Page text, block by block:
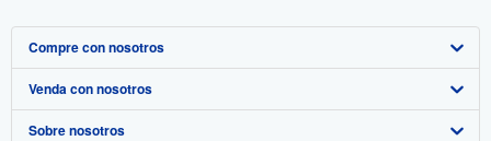
Compre con nosotros
Búsqueda avanzada
Colecciones
Venda con nosotros
Comenzar a vender
Sobre nosotros